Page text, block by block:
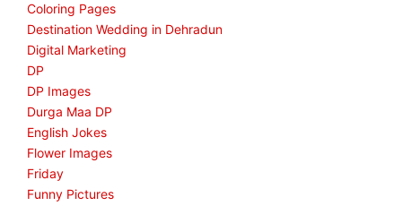
Coloring Pages
Destination Wedding in Dehradun
Digital Marketing
DP
DP Images
Durga Maa DP
English Jokes
Flower Images
Friday
Funny Pictures